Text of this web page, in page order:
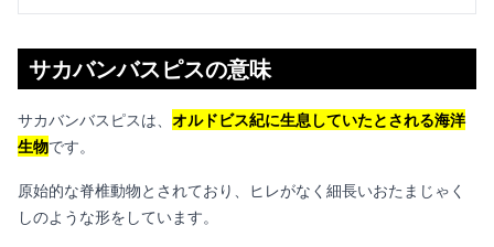
サカバンバスピスの意味
サカバンバスピスは、 オルドビス紀に生息していたとされる海洋
生物です。
原始的な脊椎動物とされており、ヒレがなく細長いおたまじゃく
しのような形をしています。